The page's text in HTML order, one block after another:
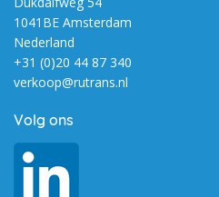
1041BE Amsterdam
Nederland
+31 (0)20 44 87 340
verkoop@rutrans.nl
Volg ons